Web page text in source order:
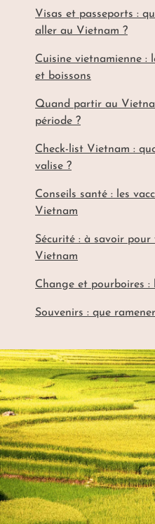
Visas et passeports :
aller au Vietnam ?
Cuisine vietnamienne :
et boissons
Quand partir au
période ?
Check-list Vietnam :
valise ?
Conseils santé : les
Vietnam
Sécurité : à savoir
Vietnam
Change et pourboires
Souvenirs : que